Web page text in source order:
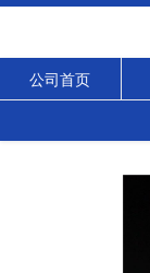
公司首页